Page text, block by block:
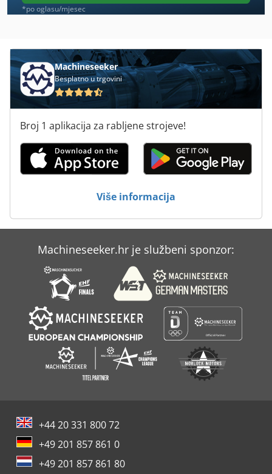
Heidelberg Sbd
Heidelberg Stahlfolder
Heidelberger
Letterpress
Mozp
Numeriranje
Prst Tisak
Stubište Oplate
Veliki Tiska
*po oglasu/mjesec
Machineseeker
Besplatno u trgovini
Broj 1 aplikacija za rabljene strojeve!
Više informacija
Machineseeker.hr je službeni sponzor:
+44 20 331 800 72
+49 201 857 861 0
+49 201 857 861 80